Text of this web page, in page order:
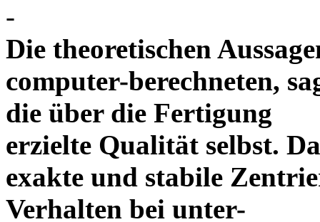
-
Die theoretischen
computer-berechneten,
die über die Fertigung
erzielte Qualität selbst.
exakte und stabile
Verhalten bei unter-